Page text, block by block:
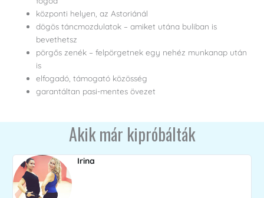
központi helyen, az Astoriánál
dögös táncmozdulatok – amiket utána buliban is
bevethetsz
pörgős zenék – felpörgetnek egy nehéz munkanap után
is
elfogadó, támogató közösség
garantáltan pasi-mentes övezet
Akik már kipróbálták
Irina